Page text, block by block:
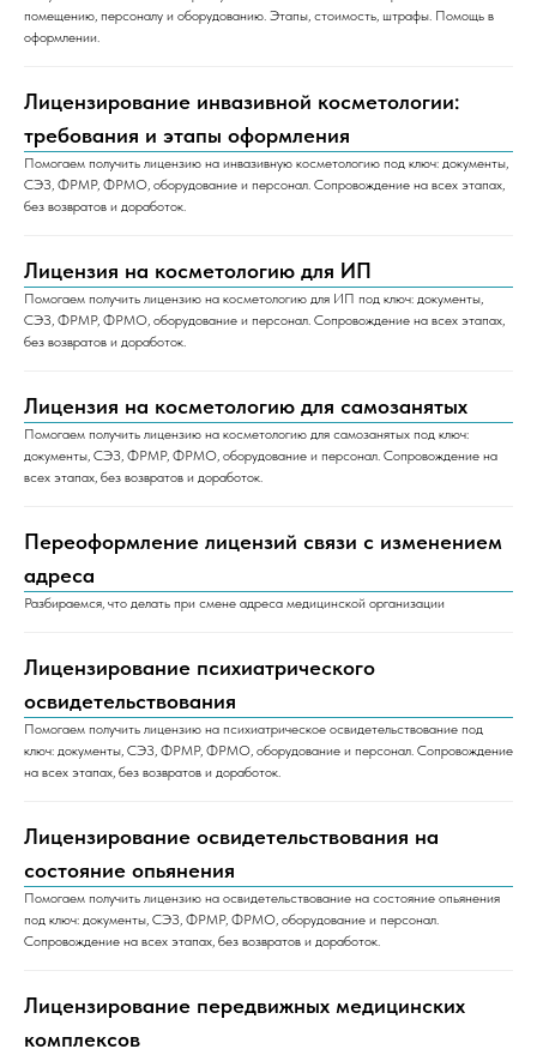
помещению, персоналу и оборудованию. Этапы, стоимость, штрафы. Помощь в
оформлении.
Лицензирование инвазивной косметологии:
требования и этапы оформления
Помогаем получить лицензию на инвазивную косметологию под ключ: документы,
СЭЗ, ФРМР, ФРМО, оборудование и персонал. Сопровождение на всех этапах,
без возвратов и доработок.
Лицензия на косметологию для ИП
Помогаем получить лицензию на косметологию для ИП под ключ: документы,
СЭЗ, ФРМР, ФРМО, оборудование и персонал. Сопровождение на всех этапах,
без возвратов и доработок.
Лицензия на косметологию для самозанятых
Помогаем получить лицензию на косметологию для самозанятых под ключ:
документы, СЭЗ, ФРМР, ФРМО, оборудование и персонал. Сопровождение на
всех этапах, без возвратов и доработок.
Переоформление лицензий связи с изменением
адреса
Разбираемся, что делать при смене адреса медицинской организации
Лицензирование психиатрического
освидетельствования
Помогаем получить лицензию на психиатрическое освидетельствование под
ключ: документы, СЭЗ, ФРМР, ФРМО, оборудование и персонал. Сопровождение
на всех этапах, без возвратов и доработок.
Лицензирование освидетельствования на
состояние опьянения
Помогаем получить лицензию на освидетельствование на состояние опьянения
под ключ: документы, СЭЗ, ФРМР, ФРМО, оборудование и персонал.
Сопровождение на всех этапах, без возвратов и доработок.
Лицензирование передвижных медицинских
комплексов